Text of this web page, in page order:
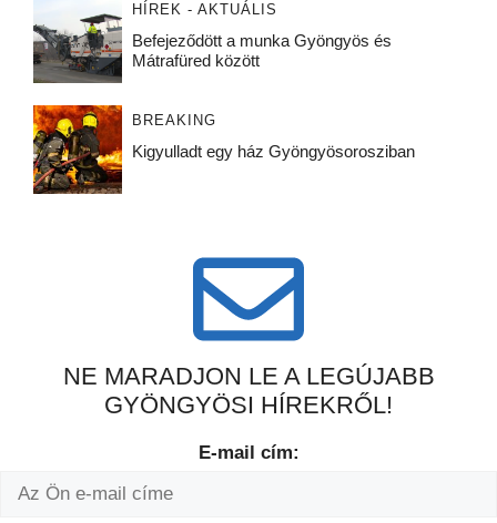
HÍREK - AKTUÁLIS
Befejeződött a munka Gyöngyös és
Mátrafüred között
BREAKING
Kigyulladt egy ház Gyöngyösorosziban
NE MARADJON LE A LEGÚJABB
GYÖNGYÖSI HÍREKRŐL!
E-mail cím: